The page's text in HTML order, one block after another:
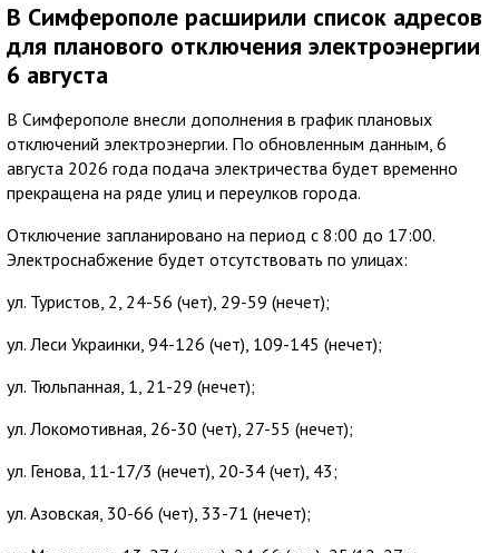
В Симферополе расширили список адресов
для планового отключения электроэнергии
6 августа
В Симферополе внесли дополнения в график плановых
отключений электроэнергии. По обновленным данным, 6
августа 2026 года подача электричества будет временно
прекращена на ряде улиц и переулков города.
Отключение запланировано на период с 8:00 до 17:00.
Электроснабжение будет отсутствовать по улицах:
ул. Туристов, 2, 24-56 (чет), 29-59 (нечет);
ул. Леси Украинки, 94-126 (чет), 109-145 (нечет);
ул. Тюльпанная, 1, 21-29 (нечет);
ул. Локомотивная, 26-30 (чет), 27-55 (нечет);
ул. Генова, 11-17/3 (нечет), 20-34 (чет), 43;
ул. Азовская, 30-66 (чет), 33-71 (нечет);